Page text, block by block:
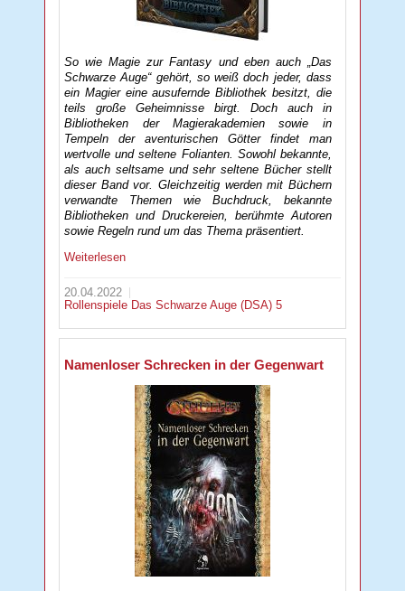
So wie Magie zur Fantasy und eben auch „Das
Schwarze Auge“ gehört, so weiß doch jeder, dass
ein Magier eine ausufernde Bibliothek besitzt, die
teils große Geheimnisse birgt. Doch auch in
Bibliotheken der Magierakademien sowie in
Tempeln der aventurischen Götter findet man
wertvolle und seltene Folianten. Sowohl bekannte,
als auch seltsame und sehr seltene Bücher stellt
dieser Band vor. Gleichzeitig werden mit Büchern
verwandte Themen wie Buchdruck, bekannte
Bibliotheken und Druckereien, berühmte Autoren
sowie Regeln rund um das Thema präsentiert.
Weiterlesen
20.04.2022
Rollenspiele Das Schwarze Auge (DSA) 5
Namenloser Schrecken in der Gegenwart